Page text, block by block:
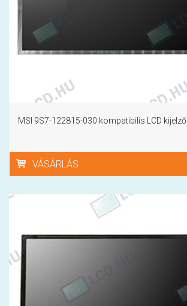
MSI 9S7-122815-030 kompatibilis LCD kijelző
VÁSÁRLÁS